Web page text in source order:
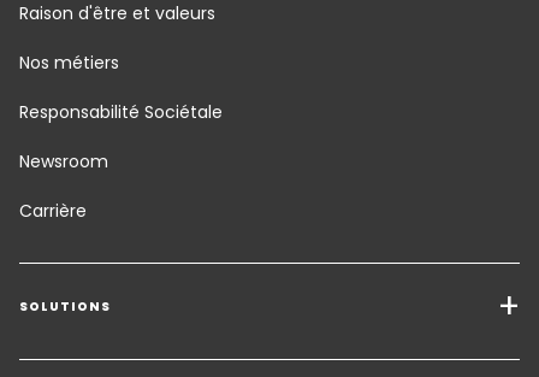
Raison d'être et valeurs
Nos métiers
Responsabilité Sociétale
Newsroom
Carrière
SOLUTIONS
Transport Services